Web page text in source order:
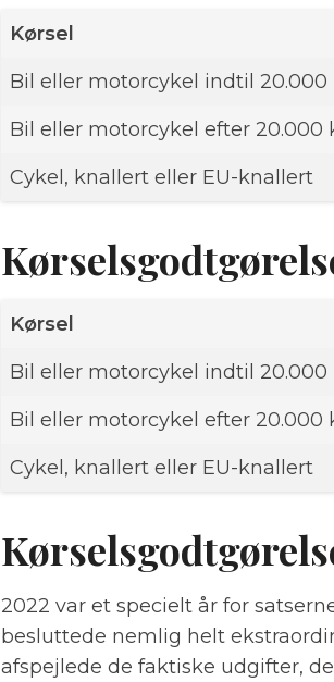
Kørsel
Bil eller motorcykel indtil 20.000
Bil eller motorcykel efter 20.000
Cykel, knallert eller EU-knallert
Kørsel
Bil eller motorcykel indtil 20.000
Bil eller motorcykel efter 20.000
Cykel, knallert eller EU-knallert
2022 var et specielt år for
besluttede nemlig helt
afspejlede de faktiske udgifter,